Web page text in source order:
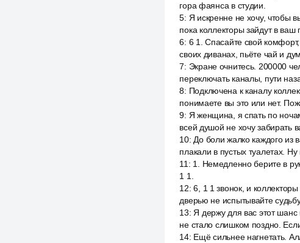
гора фаянса в студии.
5: Я искренне не хочу, чтобы
пока коллекторы зайдут в
6: 6 1. Спасайте свой
своих диванах, пьёте чай и
7: Экране очнитесь. 200000
переключать каналы, пути
8: Подключена к каналу
понимаете вы это или нет.
9: Я женщина, я спать по
всей душой не хочу забирать
10: До боли жалко каждого из
плакали в пустых туалетах.
11 : 1. Немедленно берите в
1 1.
12:6, 1 1 звонок, и
дверью не испытывайте
13: Я держу для вас этот шанс
не стало слишком поздно.
14: Ещё сильнее нагнетать.